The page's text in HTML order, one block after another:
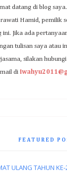
datang di blog
Hamid, pemilik
ini. Jika ada
tulisan saya atau
silakan
di
FEATURED
ULANG TAHUN